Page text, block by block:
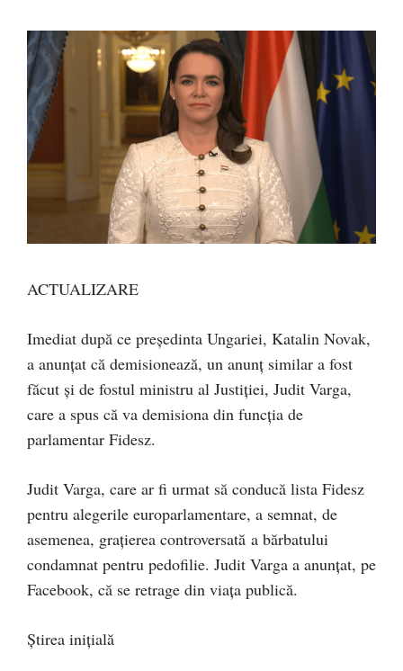
ACTUALIZARE
Imediat după ce președinta Ungariei, Katalin Novak,
a anunțat că demisionează, un anunț similar a fost
făcut și de fostul ministru al Justiţiei, Judit Varga,
care a spus că va demisiona din funcția de
parlamentar Fidesz.
Judit Varga, care ar fi urmat să conducă lista Fidesz
pentru alegerile europarlamentare, a semnat, de
asemenea, graţierea controversată a bărbatului
condamnat pentru pedofilie. Judit Varga a anunţat, pe
Facebook, că se retrage din viaţa publică.
Știrea inițială